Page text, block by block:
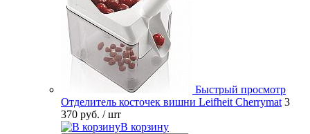
Быстрый просмотр
Отделитель косточек вишни Leifheit Cherrymat 3
370 руб. / шт
В корзину